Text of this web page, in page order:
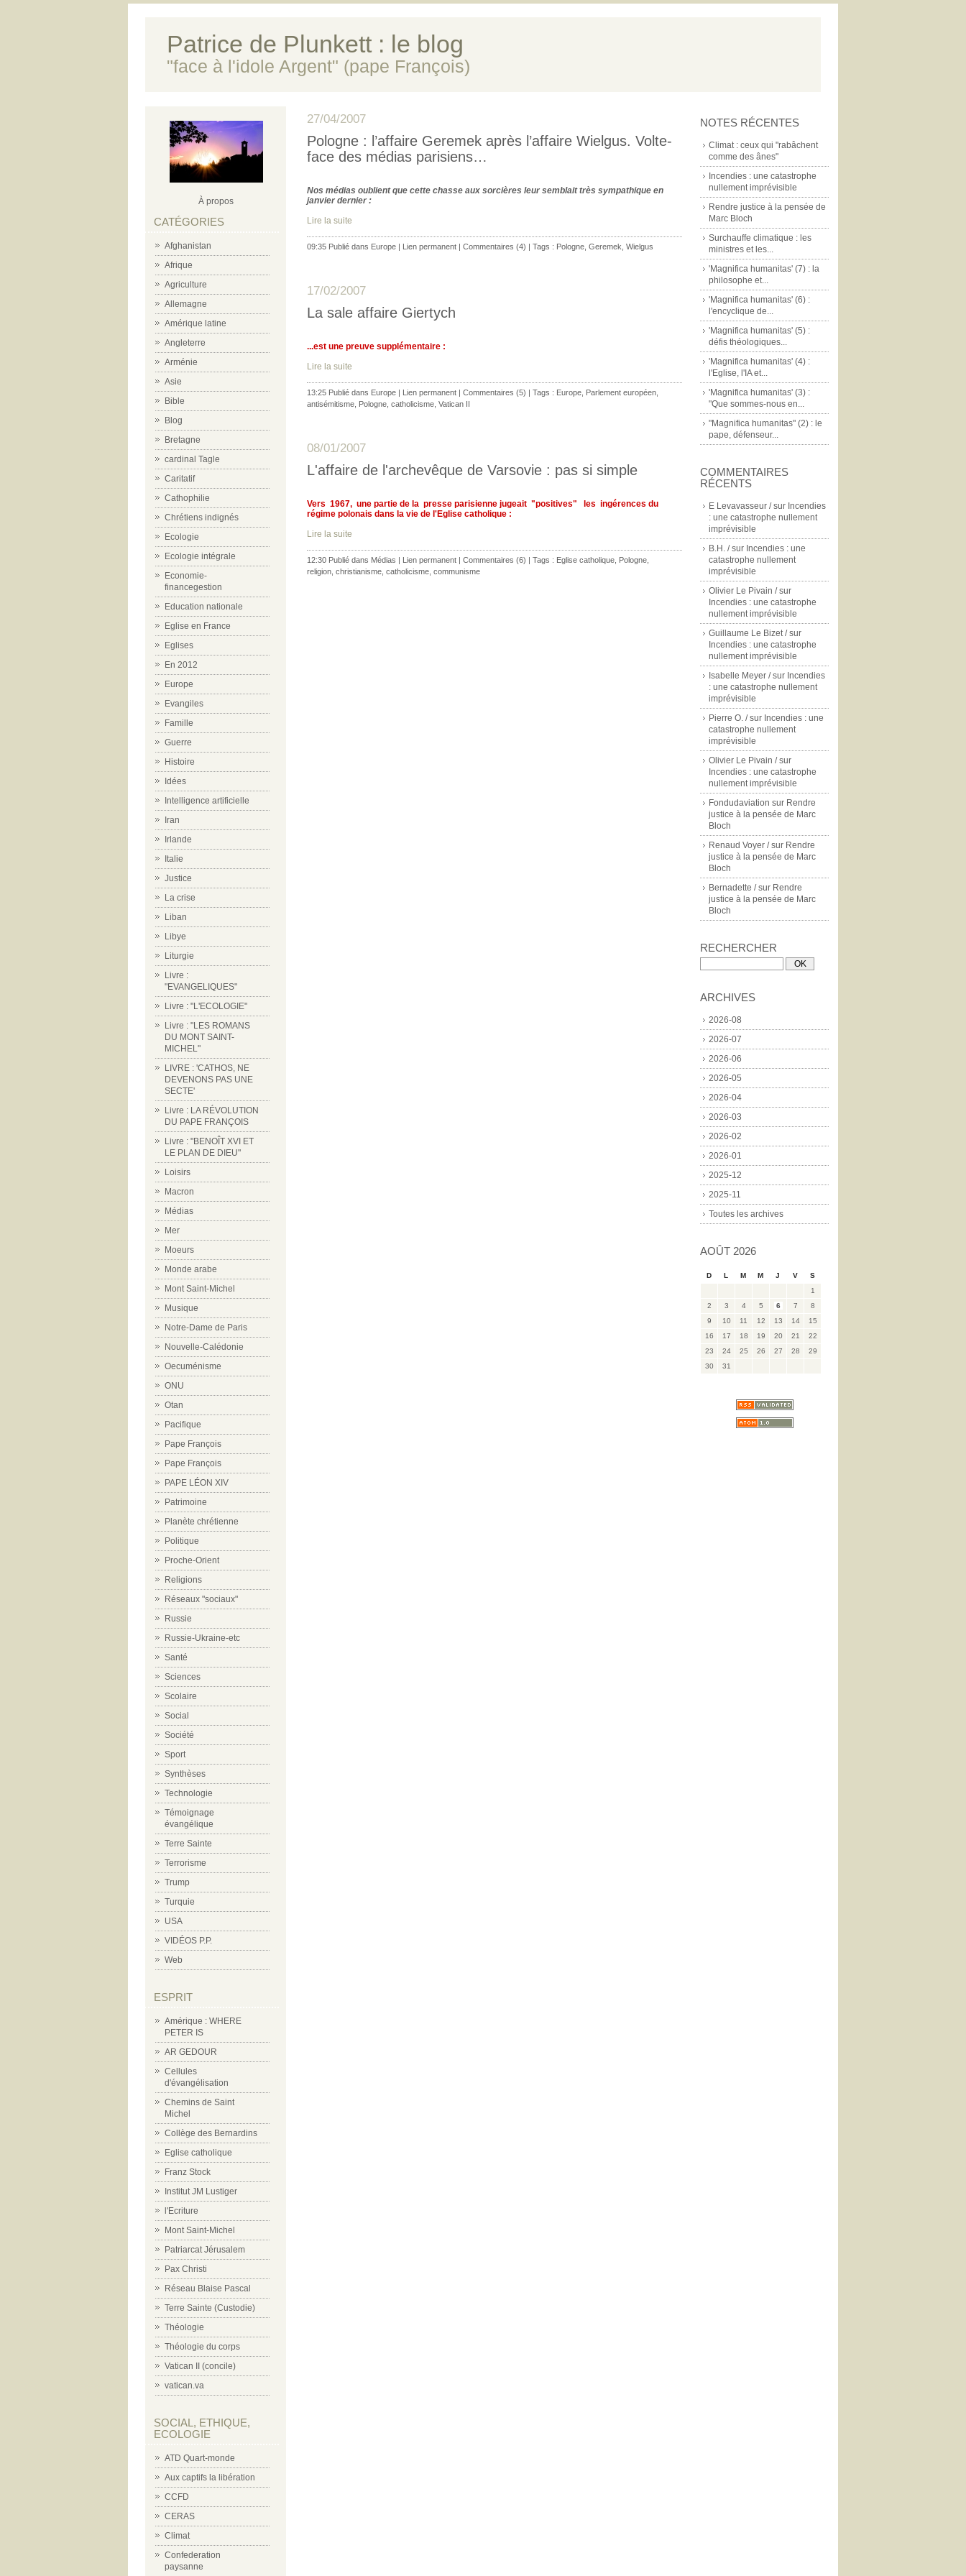
Patrice de Plunkett : le blog
"face à l'idole Argent" (pape François)
À propos
CATÉGORIES
Afghanistan
Afrique
Agriculture
Allemagne
Amérique latine
Angleterre
Arménie
Asie
Bible
Blog
Bretagne
cardinal Tagle
Caritatif
Cathophilie
Chrétiens indignés
Ecologie
Ecologie intégrale
Economie-
financegestion
Education nationale
Eglise en France
Eglises
En 2012
Europe
Evangiles
Famille
Guerre
Histoire
Idées
Intelligence artificielle
Iran
Irlande
Italie
Justice
La crise
Liban
Libye
Liturgie
Livre :
"EVANGELIQUES"
Livre : "L'ECOLOGIE"
Livre : "LES ROMANS
DU MONT SAINT-
MICHEL"
LIVRE : 'CATHOS, NE
DEVENONS PAS UNE
SECTE'
Livre : LA RÉVOLUTION
DU PAPE FRANÇOIS
Livre : "BENOÎT XVI ET
LE PLAN DE DIEU"
Loisirs
Macron
Médias
Mer
Moeurs
Monde arabe
Mont Saint-Michel
Musique
Notre-Dame de Paris
Nouvelle-Calédonie
Oecuménisme
ONU
Otan
Pacifique
Pape François
Pape François
PAPE LÉON XIV
Patrimoine
Planète chrétienne
Politique
Proche-Orient
Religions
Réseaux "sociaux"
Russie
Russie-Ukraine-etc
Santé
Sciences
Scolaire
Social
Société
Sport
Synthèses
Technologie
Témoignage
évangélique
Terre Sainte
Terrorisme
Trump
Turquie
USA
VIDÉOS P.P.
Web
ESPRIT
Amérique : WHERE
PETER IS
AR GEDOUR
Cellules
d'évangélisation
Chemins de Saint
Michel
Collège des Bernardins
Eglise catholique
Franz Stock
Institut JM Lustiger
l'Ecriture
Mont Saint-Michel
Patriarcat Jérusalem
Pax Christi
Réseau Blaise Pascal
Terre Sainte (Custodie)
Théologie
Théologie du corps
Vatican II (concile)
vatican.va
SOCIAL, ETHIQUE,
ECOLOGIE
ATD Quart-monde
Aux captifs la libération
CCFD
CERAS
Climat
Confederation
paysanne
NOTES RÉCENTES
Climat : ceux qui "rabâchent
comme des ânes"
Incendies : une catastrophe
nullement imprévisible
Rendre justice à la pensée de
Marc Bloch
Surchauffe climatique : les
ministres et les...
'Magnifica humanitas' (7) : la
philosophe et...
'Magnifica humanitas' (6) :
l'encyclique de...
'Magnifica humanitas' (5) :
défis théologiques...
'Magnifica humanitas' (4) :
l'Eglise, l'IA et...
'Magnifica humanitas' (3) :
"Que sommes-nous en...
"Magnifica humanitas" (2) : le
pape, défenseur...
COMMENTAIRES
RÉCENTS
E Levavasseur /sur Incendies
: une catastrophe nullement
imprévisible
B.H. /sur Incendies : une
catastrophe nullement
imprévisible
Olivier Le Pivain /sur
Incendies : une catastrophe
nullement imprévisible
Guillaume Le Bizet /sur
Incendies : une catastrophe
nullement imprévisible
Isabelle Meyer /sur Incendies
: une catastrophe nullement
imprévisible
Pierre O. /sur Incendies : une
catastrophe nullement
imprévisible
Olivier Le Pivain /sur
Incendies : une catastrophe
nullement imprévisible
Fondudaviation sur Rendre
justice à la pensée de Marc
Bloch
Renaud Voyer /sur Rendre
justice à la pensée de Marc
Bloch
Bernadette /sur Rendre
justice à la pensée de Marc
Bloch
RECHERCHER
ARCHIVES
2026-08
2026-07
2026-06
2026-05
2026-04
2026-03
2026-02
2026-01
2025-12
2025-11
Toutes les archives
AOÛT 2026
D L M M J V
S
1
2
3 4 5 6 7
8
9
10 11 12 13 14
15
16
17 18 19 20 21
22
23
24 25 26 27 28
29
30
31
27/04/2007
Pologne : l’affaire Geremek après l’affaire Wielgus. Volte-
face des médias parisiens…
Nos médias oublient que cette chasse aux sorcières leur semblait très sympathique en
janvier dernier :
Lire la suite
09:35 Publié dans Europe | Lien permanent | Commentaires (4) | Tags : Pologne Geremek Wielgus
17/02/2007
La sale affaire Giertych
...est une preuve supplémentaire :
Lire la suite
13:25 Publié dans Europe | Lien permanent | Commentaires (5) | Tags : Europe Parlement européen
antisémitisme Pologne catholicisme Vatican II
08/01/2007
L'affaire de l'archevêque de Varsovie : pas si simple
Vers 1967, une partie de la presse parisienne jugeait "positives" les ingérences du
régime polonais dans la vie de l'Eglise catholique :
Lire la suite
12:30 Publié dans Médias | Lien permanent | Commentaires (6) | Tags : Eglise catholique Pologne
religion christianisme catholicisme communisme